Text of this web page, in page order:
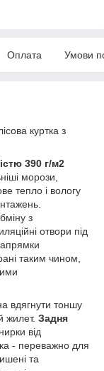
Оплата Умови
куртка з
390 г/м2
морози,
тепло і вологу
з
отвори під
таким чином,
вдягнути тоншу
жилет. Задня
від
- переважно для
та